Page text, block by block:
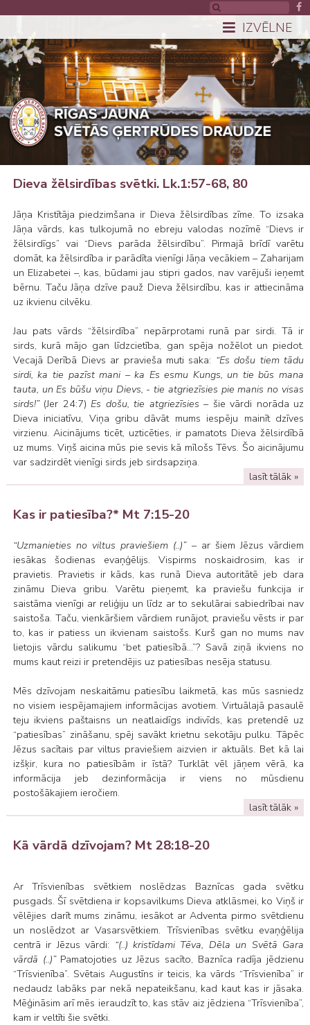
IZVĒLNE
Dieva žēlsirdības svētki. Lk.1:57-68, 80
Jāņa Kristītāja piedzimšana ir Dieva žēlsirdības zīme. To izsaka
Jāņa vārds, kas tulkojumā no ebreju valodas nozīmē “Dievs ir
žēlsirdīgs” vai “Dievs parāda žēlsirdību”. Pirmajā brīdī varētu
domāt, ka žēlsirdība ir parādīta vienīgi Jāņa vecākiem – Zaharijam
un Elizabetei –, kas, būdami jau stipri gados, nav varējuši ieņemt
bērnu. Taču Jāņa dzīve pauž Dieva žēlsirdību, kas ir attiecināma
uz ikvienu cilvēku.
Jau pats vārds “žēlsirdība” nepārprotami runā par sirdi. Tā ir
sirds, kurā mājo gan līdzcietība, gan spēja nožēlot un piedot.
Vecajā Derībā Dievs ar pravieša muti saka: “Es došu tiem tādu
sirdi, ka tie pazīst mani – ka Es esmu Kungs, un tie būs mana
tauta, un Es būšu viņu Dievs, - tie atgriezīsies pie manis no visas
sirds!”(Jer 24:7)Es došu, tie atgriezīsies – šie vārdi norāda uz
Dieva iniciatīvu, Viņa gribu dāvāt mums iespēju mainīt dzīves
virzienu. Aicinājums ticēt, uzticēties, ir pamatots Dieva žēlsirdībā
uz mums. Viņš aicina mūs pie sevis kā mīlošs Tēvs. Šo aicinājumu
var sadzirdēt vienīgi sirds jeb sirdsapziņa.
lasīt tālāk »
Kas ir patiesība?* Mt 7:15-20
“Uzmanieties no viltus praviešiem (..)”– ar šiem Jēzus vārdiem
iesākas šodienas evaņģēlijs. Vispirms noskaidrosim, kas ir
pravietis. Pravietis ir kāds, kas runā Dieva autoritātē jeb dara
zināmu Dieva gribu. Varētu pieņemt, ka praviešu funkcija ir
saistāma vienīgi ar reliģiju un līdz ar to sekulārai sabiedrībai nav
saistoša. Taču, vienkāršiem vārdiem runājot, praviešu vēsts ir par
to, kas ir patiess un ikvienam saistošs. Kurš gan no mums nav
lietojis vārdu salikumu “bet patiesībā...”? Savā ziņā ikviens no
mums kaut reizi ir pretendējis uz patiesības nesēja statusu.
Mēs dzīvojam neskaitāmu patiesību laikmetā, kas mūs sasniedz
no visiem iespējamajiem informācijas avotiem. Virtuālajā pasaulē
teju ikviens paštaisns un neatlaidīgs indivīds, kas pretendē uz
“patiesības” zināšanu, spēj savākt krietnu sekotāju pulku. Tāpēc
Jēzus sacītais par viltus praviešiem aizvien ir aktuāls. Bet kā lai
izšķir, kura no patiesībām ir īstā? Turklāt vēl jāņem vērā, ka
informācija jeb dezinformācija ir viens no mūsdienu
postošākajiem ieročiem.
lasīt tālāk »
Kā vārdā dzīvojam? Mt 28:18-20
Ar Trīsvienības svētkiem noslēdzas Baznīcas gada svētku
pusgads. Šī svētdiena ir kopsavilkums Dieva atklāsmei, ko Viņš ir
vēlējies darīt mums zināmu, iesākot ar Adventa pirmo svētdienu
un noslēdzot ar Vasarsvētkiem. Trīsvienības svētku evaņģēlija
centrā ir Jēzus vārdi: “(..) kristīdami Tēva, Dēla un Svētā Gara
vārdā (..)”Pamatojoties uz Jēzus sacīto, Baznīca radīja jēdzienu
“Trīsvienība”. Svētais Augustīns ir teicis, ka vārds “Trīsvienība” ir
nedaudz labāks par nekā nepateikšanu, kad kaut kas ir jāsaka.
Mēģināsim arī mēs ieraudzīt to, kas stāv aiz jēdziena “Trīsvienība”,
kam ir veltīti šie svētki.